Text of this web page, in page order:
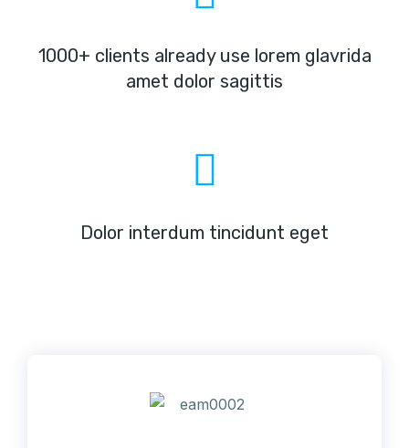
1000+ clients already use lorem glavrida
amet dolor sagittis
Dolor interdum tincidunt eget